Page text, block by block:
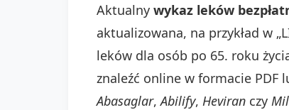
Aktualny wykaz leków
aktualizowana, na przykład w
leków dla osób po 65. roku
znaleźć online w formacie PDF
Abasaglar,Abilify, Heviran czy